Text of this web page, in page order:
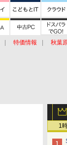
特価情報
秋葉
1